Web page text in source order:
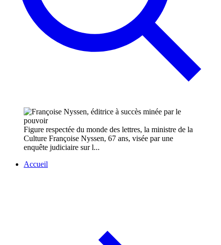
Figure respectée du monde des lettres, la ministre de la
Culture Françoise Nyssen, 67 ans, visée par une
enquête judiciaire sur l...
Accueil